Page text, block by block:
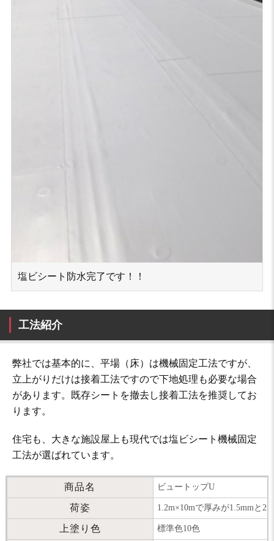
塩ビシート防水完了です！！
工法紹介
弊社では基本的に、平場（床）は機械固定工法ですが、
立上がりだけは接着工法ですので下地処理も必要な場合
があります。既存シートを撤去し接着工法を推奨してお
ります。
住宅も、大きな施設屋上も現代では塩ビシート機械固定
工法が選ばれています。
商品名 ビュートップU
荷姿 1.2m×10mで厚みが1.5mmと
上塗り色 標準色10色